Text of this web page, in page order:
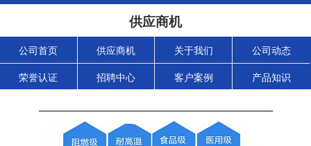
供应商机
公司首页 供应商机 关于我们 公司动态
荣誉认证 招聘中心 客户案例 产品知识